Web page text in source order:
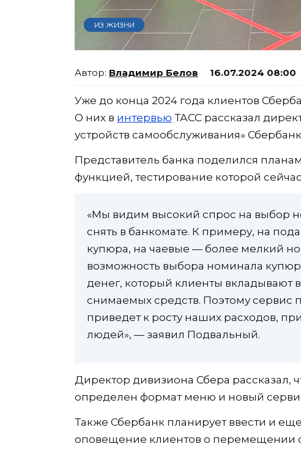
ИЗ ЖИЗНИ
Владимир Белов 16.07.2024 08:00
Уже до конца 2024 года клиентов
О них в интервью ТАСС рассказал
устройств самообслуживания»
Представитель банка поделился
функцией, тестирование которой
«Мы видим высокий спрос на выбор
снять в банкомате. К примеру, на
купюра, на чаевые — более мелкий
возможность выбора номинала
денег, который клиенты вкладывают
снимаемых средств. Поэтому сервис
приведет к росту наших расходов,
людей», — заявил Подвальный.
Директор дивизиона Сбера рассказал,
определен формат меню и новый
Также Сбербанк планирует ввести и
оповещение клиентов о перемещении